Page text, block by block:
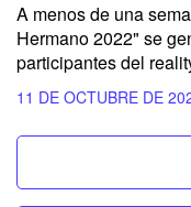
A menos de una
Hermano 2022" se
participantes del
11 DE OCTUBRE DE